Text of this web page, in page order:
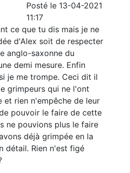
Posté le 13-04-2021
11:17
ce que tu dis mais je ne
d'Alex soit de respecter
anglo-saxonne du
demi mesure. Enfin
je me trompe. Ceci dit il
grimpeurs qui ne l'ont
et rien n'empêche de leur
pouvoir le faire de cette
ne pouvions plus le faire
déjà grimpée en la
détail. Rien n'est figé